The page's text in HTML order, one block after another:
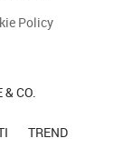
Policy
& CO.
TREND